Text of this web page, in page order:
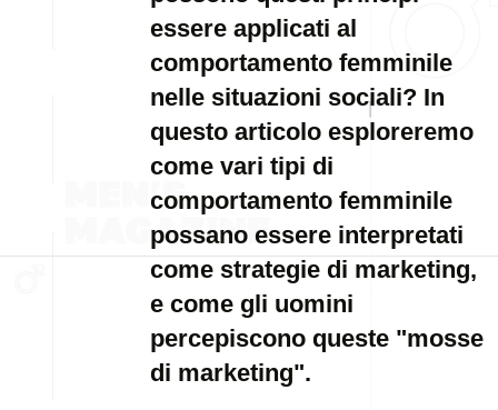
essere applicati al
comportamento femminile
nelle situazioni sociali? In
questo articolo esploreremo
come vari tipi di
comportamento femminile
possano essere interpretati
come strategie di marketing,
e come gli uomini
percepiscono queste "mosse
di marketing".